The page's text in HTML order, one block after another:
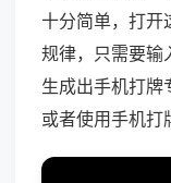
十分简单，打开
规律，只需要输
生成出手机打牌
或者使用手机打